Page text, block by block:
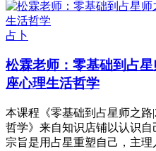
占卜
松霖老师：零基础到占
座心理生活哲学
本课程《零基础到占星师之路
哲学》来自知识店铺以认识
宗旨是用占星重塑自己，主